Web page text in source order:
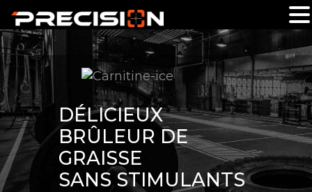
DÉLICIEUX
BRÛLEUR DE
GRAISSE
SANS STIMULANTS